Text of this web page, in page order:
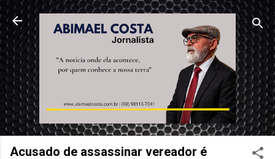
Pular para o conteúdo principal
Acusado de assassinar vereador é